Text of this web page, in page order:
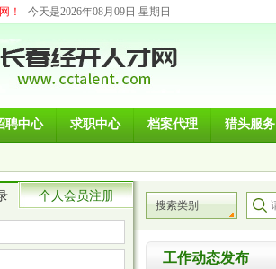
！ 今天是2026年08月09日 星期日
聘中心 求职中心 档案代理 猎头服务
个人会员注册
搜索类别
工作动态发布